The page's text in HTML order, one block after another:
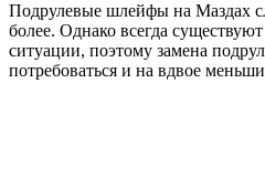
Подрулевые шлейфы на Маздах
более. Однако всегда
ситуации, поэтому замена
потребоваться и на вдвое